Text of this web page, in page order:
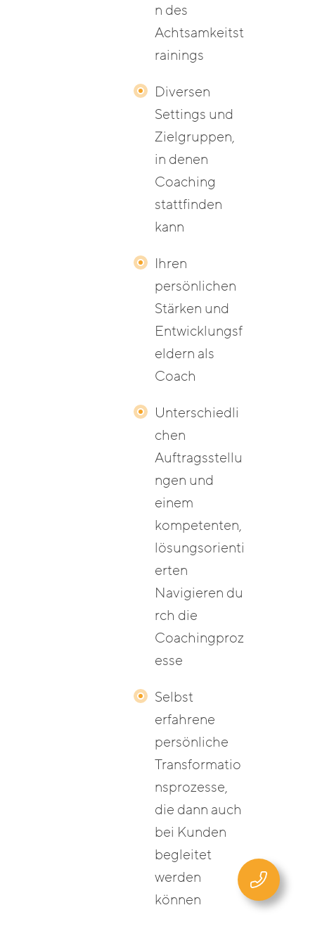
n des
Achtsamkeitst
rainings
Diversen
Settings und
Zielgruppen,
in denen
Coaching
stattfinden
kann
Ihren
persönlichen
Stärken und
Entwicklungsf
eldern als
Coach
Unterschiedli
chen
Auftragsstellu
ngen und
einem
kompetenten,
lösungsorienti
erten
Navigieren du
rch die
Coachingproz
esse
Selbst
erfahrene
persönliche
Transformatio
nsprozesse,
die dann auch
bei Kunden
begleitet
werden
können